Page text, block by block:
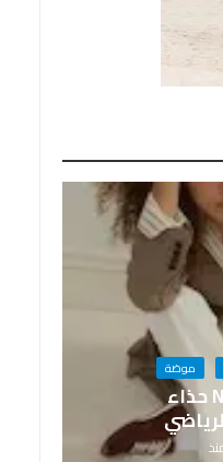
موضة
تُطلق NEOUS حذاء